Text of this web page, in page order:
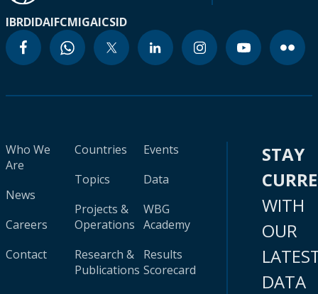
IBRDIDAIFCMIGAICSID
Who We
Are
News
Careers
Contact
Countries
Topics
Projects &
Operations
Research &
Publications
Events
Data
WBG
Academy
Results
Scorecard
STAY
WITH
OUR
DATA